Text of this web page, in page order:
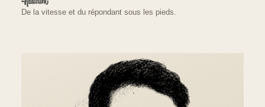
De la vitesse et du répondant sous les pieds.